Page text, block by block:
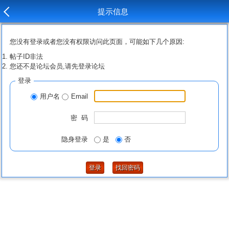
提示信息
您没有登录或者您没有权限访问此页面，可能如下几个原因:
帖子ID非法
您还不是论坛会员,请先登录论坛
登录
用户名 Email
密 码
隐身登录 是 否